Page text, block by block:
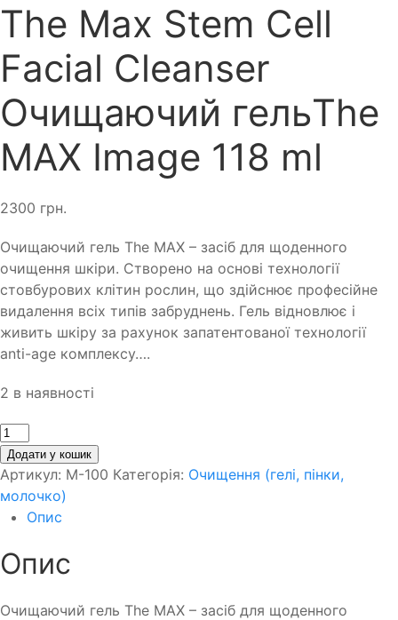
The Max Stem Cell
Facial Cleanser
Очищаючий гельThe
MAX Image 118 ml
2300 грн.
Очищаючий гель The MAX – засіб для щоденного
очищення шкіри. Створено на основі технології
стовбурових клітин рослин, що здійснює професійне
видалення всіх типів забруднень. Гель відновлює і
живить шкіру за рахунок запатентованої технології
anti-age комплексу….
2 в наявності
Кількість
Додати у кошик
Артикул: M-100 Категорія: Очищення (гелі, пінки,
молочко)
Опис
Опис
Очищаючий гель The MAX – засіб для щоденного